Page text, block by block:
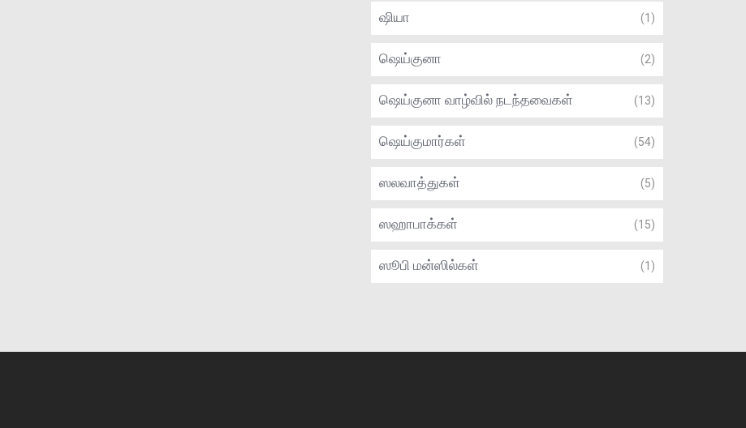
ஷியா (1)
ஷெய்குனா (2)
ஷெய்குனா வாழ்வில் நடந்தவைகள் (13)
ஷெய்குமார்கள் (54)
ஸலவாத்துகள் (5)
ஸஹாபாக்கள் (15)
ஸூபி மன்ஸில்கள் (1)